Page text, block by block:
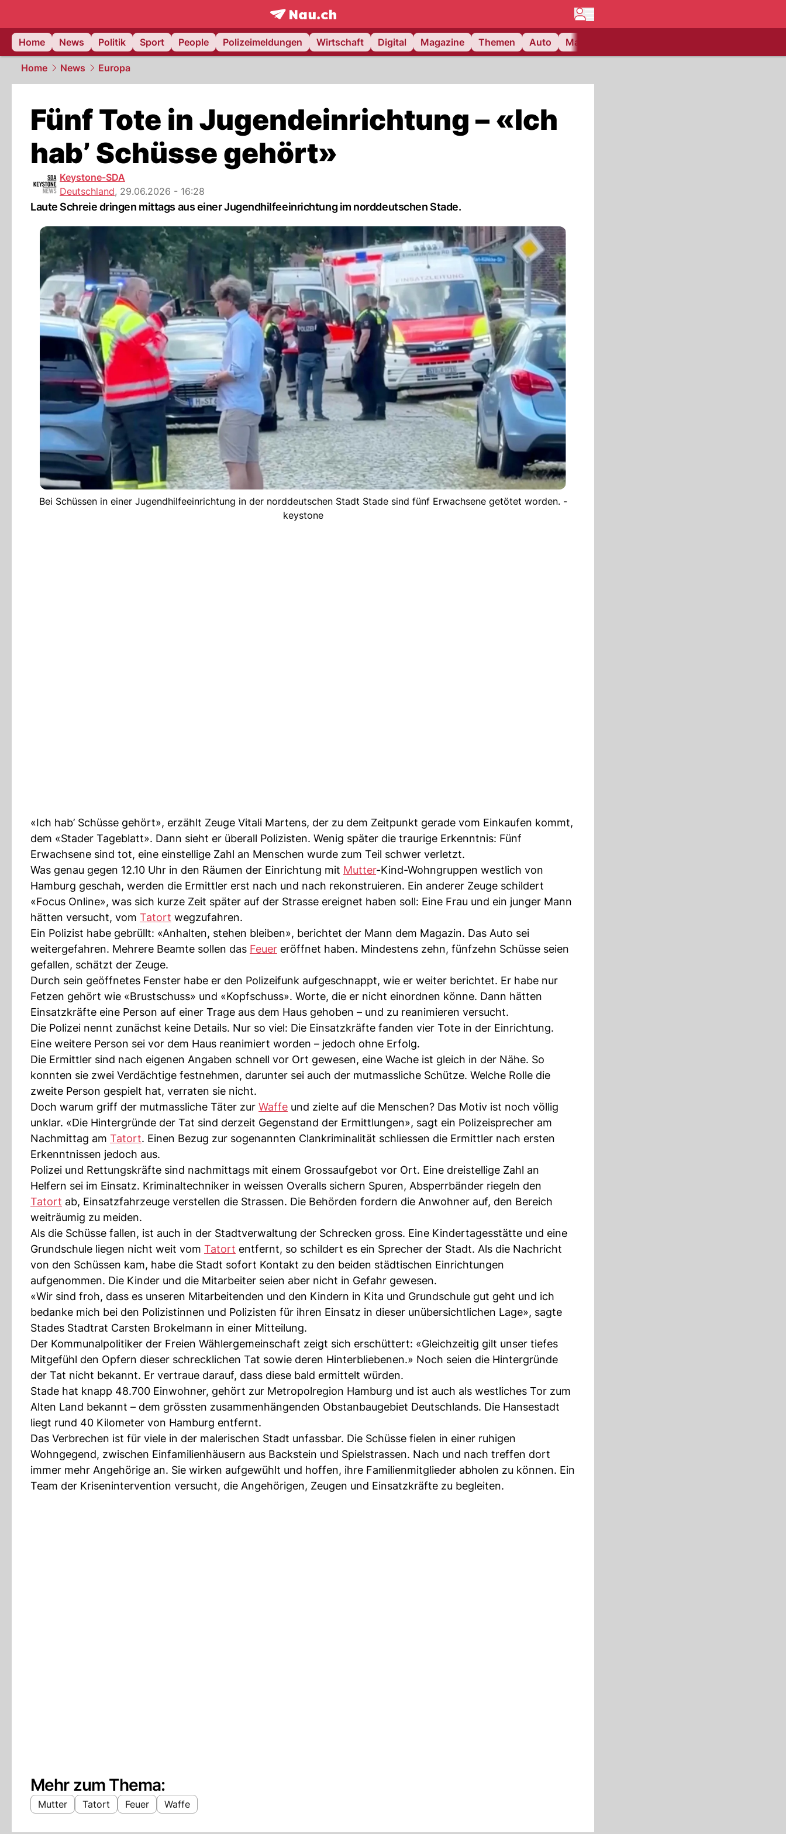
frontpage.NAU.ch
Home
News Politik Sport People Polizeimeldungen Wirtschaft Digital Magazine Themen Auto Matchcenter
Home News Europa
Fünf Tote in Jugendeinrichtung – «Ich
hab’ Schüsse gehört»
Keystone-SDA
Deutschland, 29.06.2026 - 16:28
Laute Schreie dringen mittags aus einer Jugendhilfeeinrichtung im norddeutschen Stade.
Bei Schüssen in einer Jugendhilfeeinrichtung in der norddeutschen Stadt Stade sind fünf Erwachsene getötet worden. -
keystone
«Ich hab’ Schüsse gehört», erzählt Zeuge Vitali Martens, der zu dem Zeitpunkt gerade vom Einkaufen kommt,
dem «Stader Tageblatt». Dann sieht er überall Polizisten. Wenig später die traurige Erkenntnis: Fünf
Erwachsene sind tot, eine einstellige Zahl an Menschen wurde zum Teil schwer verletzt.
Was genau gegen 12.10 Uhr in den Räumen der Einrichtung mit Mutter-Kind-Wohngruppen westlich von
Hamburg geschah, werden die Ermittler erst nach und nach rekonstruieren. Ein anderer Zeuge schildert
«Focus Online», was sich kurze Zeit später auf der Strasse ereignet haben soll: Eine Frau und ein junger Mann
hätten versucht, vom Tatort wegzufahren.
Ein Polizist habe gebrüllt: «Anhalten, stehen bleiben», berichtet der Mann dem Magazin. Das Auto sei
weitergefahren. Mehrere Beamte sollen das Feuer eröffnet haben. Mindestens zehn, fünfzehn Schüsse seien
gefallen, schätzt der Zeuge.
Durch sein geöffnetes Fenster habe er den Polizeifunk aufgeschnappt, wie er weiter berichtet. Er habe nur
Fetzen gehört wie «Brustschuss» und «Kopfschuss». Worte, die er nicht einordnen könne. Dann hätten
Einsatzkräfte eine Person auf einer Trage aus dem Haus gehoben – und zu reanimieren versucht.
Die Polizei nennt zunächst keine Details. Nur so viel: Die Einsatzkräfte fanden vier Tote in der Einrichtung.
Eine weitere Person sei vor dem Haus reanimiert worden – jedoch ohne Erfolg.
Die Ermittler sind nach eigenen Angaben schnell vor Ort gewesen, eine Wache ist gleich in der Nähe. So
konnten sie zwei Verdächtige festnehmen, darunter sei auch der mutmassliche Schütze. Welche Rolle die
zweite Person gespielt hat, verraten sie nicht.
Doch warum griff der mutmassliche Täter zur Waffe und zielte auf die Menschen? Das Motiv ist noch völlig
unklar. «Die Hintergründe der Tat sind derzeit Gegenstand der Ermittlungen», sagt ein Polizeisprecher am
Nachmittag am Tatort. Einen Bezug zur sogenannten Clankriminalität schliessen die Ermittler nach ersten
Erkenntnissen jedoch aus.
Polizei und Rettungskräfte sind nachmittags mit einem Grossaufgebot vor Ort. Eine dreistellige Zahl an
Helfern sei im Einsatz. Kriminaltechniker in weissen Overalls sichern Spuren, Absperrbänder riegeln den
Tatort ab, Einsatzfahrzeuge verstellen die Strassen. Die Behörden fordern die Anwohner auf, den Bereich
weiträumig zu meiden.
Als die Schüsse fallen, ist auch in der Stadtverwaltung der Schrecken gross. Eine Kindertagesstätte und eine
Grundschule liegen nicht weit vom Tatort entfernt, so schildert es ein Sprecher der Stadt. Als die Nachricht
von den Schüssen kam, habe die Stadt sofort Kontakt zu den beiden städtischen Einrichtungen
aufgenommen. Die Kinder und die Mitarbeiter seien aber nicht in Gefahr gewesen.
«Wir sind froh, dass es unseren Mitarbeitenden und den Kindern in Kita und Grundschule gut geht und ich
bedanke mich bei den Polizistinnen und Polizisten für ihren Einsatz in dieser unübersichtlichen Lage», sagte
Stades Stadtrat Carsten Brokelmann in einer Mitteilung.
Der Kommunalpolitiker der Freien Wählergemeinschaft zeigt sich erschüttert: «Gleichzeitig gilt unser tiefes
Mitgefühl den Opfern dieser schrecklichen Tat sowie deren Hinterbliebenen.» Noch seien die Hintergründe
der Tat nicht bekannt. Er vertraue darauf, dass diese bald ermittelt würden.
Stade hat knapp 48.700 Einwohner, gehört zur Metropolregion Hamburg und ist auch als westliches Tor zum
Alten Land bekannt – dem grössten zusammenhängenden Obstanbaugebiet Deutschlands. Die Hansestadt
liegt rund 40 Kilometer von Hamburg entfernt.
Das Verbrechen ist für viele in der malerischen Stadt unfassbar. Die Schüsse fielen in einer ruhigen
Wohngegend, zwischen Einfamilienhäusern aus Backstein und Spielstrassen. Nach und nach treffen dort
immer mehr Angehörige an. Sie wirken aufgewühlt und hoffen, ihre Familienmitglieder abholen zu können. Ein
Team der Krisenintervention versucht, die Angehörigen, Zeugen und Einsatzkräfte zu begleiten.
Mehr zum Thema:
Mutter Tatort Feuer Waffe